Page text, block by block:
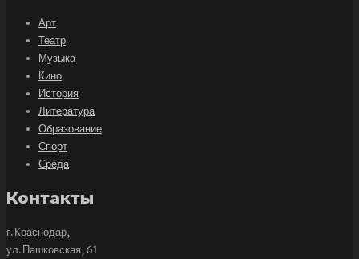
Арт
Театр
Музыка
Кино
История
Литература
Образование
Спорт
Среда
Контакты
г. Краснодар,
ул. Пашковская, 61